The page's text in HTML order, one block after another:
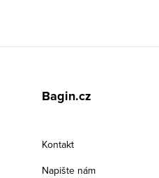
Bagin.cz
Kontakt
Napište nám